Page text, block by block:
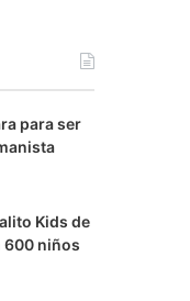
para ser
Kids de
600 niños